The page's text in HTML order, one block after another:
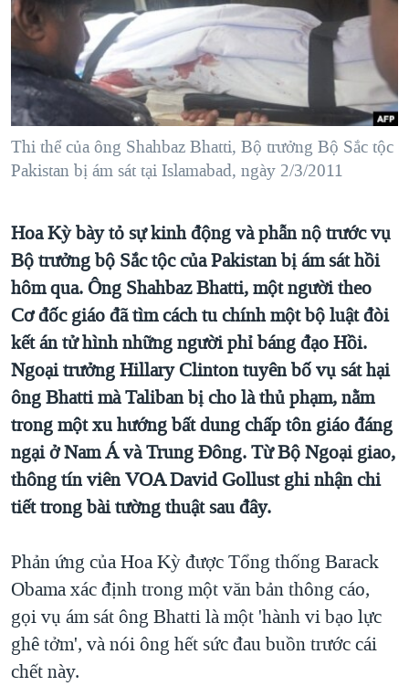
"Tìm"NGƯỜI VIỆT HẢI NGOẠI
ĐỜI SỐNG
KINH TẾ
KHOA HỌC
SỨC KHOẺ
VĂN HOÁ
GIÁO DỤC
TẠI
HÀNH TRÌNH BẦU CỬ 2024
MỘT NĂM CHIẾN TRANH TẠI DẢI GAZA
GIẢI MÃ VÀNH ĐAI & CON ĐƯỜNG
TRỊNH VĨNH BÌNH - NGƯỜI HẠ 'BÊN THẮNG CUỘC'
CHI PHÍ CHIẾN TRANH AFGHANISTAN
CÁC GIÁ TRỊ CỘNG HÒA Ở VIỆT NAM
THƯỢNG ĐỈNH TRUMP-KIM TẠI VIỆT NAM
TRỊNH VĨNH BÌNH VS. CHÍNH PHỦ VIỆT NAM
NGƯ DÂN VIỆT VÀ LÀN SÓNG TRỘM HẢI SÂM
BÊN KIA QUỐC LỘ: TIẾNG VỌNG TỪ NÔNG THÔN MỸ
QUAN HỆ VIỆT MỸ
VIDEO
NGHE
MẠNG XÃ HỘI
Ngôn ngữ khác
Thi thể của ông Shahbaz Bhatti, Bộ trưởng Bộ Sắc tộc
Pakistan bị ám sát tại Islamabad, ngày 2/3/2011
Hoa Kỳ bày tỏ sự kinh động và phẫn nộ trước vụ
Bộ trưởng bộ Sắc tộc của Pakistan bị ám sát hồi
hôm qua. Ông Shahbaz Bhatti, một người theo
Cơ đốc giáo đã tìm cách tu chính một bộ luật đòi
kết án tử hình những người phỉ báng đạo Hồi.
Ngoại trưởng Hillary Clinton tuyên bố vụ sát hại
ông Bhatti mà Taliban bị cho là thủ phạm, nằm
trong một xu hướng bất dung chấp tôn giáo đáng
ngại ở Nam Á và Trung Đông. Từ Bộ Ngoại giao,
thông tín viên VOA David Gollust ghi nhận chi
tiết trong bài tường thuật sau đây.
Phản ứng của Hoa Kỳ được Tổng thống Barack
Obama xác định trong một văn bản thông cáo,
gọi vụ ám sát ông Bhatti là một 'hành vi bạo lực
ghê tởm', và nói ông hết sức đau buồn trước cái
chết này.